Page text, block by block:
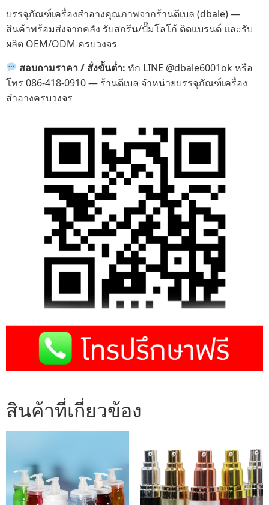
บรรจุภัณฑ์เครื่องสำอางคุณภาพจากร้านดีเบล (dbale) —
สินค้าพร้อมส่งจากคลัง รับสกรีน/ปั๊มโลโก้ ติดแบรนด์ และรับ
ผลิต OEM/ODM ครบวงจร
สอบถามราคา / สั่งขั้นต่ำ: ทัก LINE @dbale6001ok หรือ
โทร 086-418-0910 — ร้านดีเบล จำหน่ายบรรจุภัณฑ์เครื่อง
สำอางครบวงจร
สินค้าที่เกี่ยวข้อง